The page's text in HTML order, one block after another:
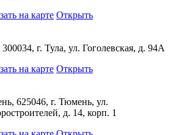
на карте Открыть
300034, г. Тула, ул. Гоголевская, д. 94А
на карте Открыть
625046, г. Тюмень, ул.
д. 14, корп. 1